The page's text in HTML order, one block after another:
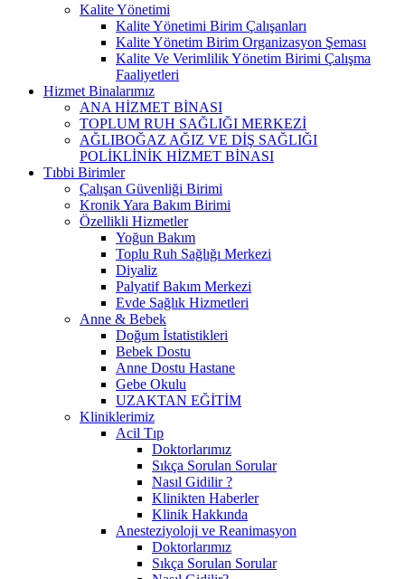
Kalite Yönetimi
Kalite Yönetimi Birim Çalışanları
Kalite Yönetim Birim Organizasyon Şeması
Kalite Ve Verimlilik Yönetim Birimi Çalışma
Faaliyetleri
Hizmet Binalarımız
ANA HİZMET BİNASI
TOPLUM RUH SAĞLIĞI MERKEZİ
AĞLIBOĞAZ AĞIZ VE DİŞ SAĞLIĞI
POLİKLİNİK HİZMET BİNASI
Tıbbi Birimler
Çalışan Güvenliği Birimi
Kronik Yara Bakım Birimi
Özellikli Hizmetler
Yoğun Bakım
Toplu Ruh Sağlığı Merkezi
Diyaliz
Palyatif Bakım Merkezi
Evde Sağlık Hizmetleri
Anne & Bebek
Doğum İstatistikleri
Bebek Dostu
Anne Dostu Hastane
Gebe Okulu
UZAKTAN EĞİTİM
Kliniklerimiz
Acil Tıp
Doktorlarımız
Sıkça Sorulan Sorular
Nasıl Gidilir ?
Klinikten Haberler
Klinik Hakkında
Anesteziyoloji ve Reanimasyon
Doktorlarımız
Sıkça Sorulan Sorular